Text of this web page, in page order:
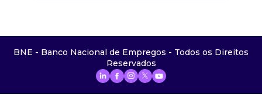
BNE - Banco Nacional de Empregos - Todos os Direitos
Reservados